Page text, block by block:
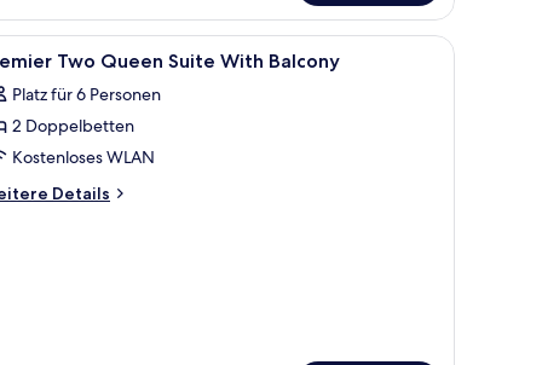
Balkon (Top Floor) | Bettwäsche aus ägyptischer Baumwolle,
Ein modernes Wohnzimmer mit Sofa,
1 Two Queen Suite With Balcony
Platz für 6 Personen
2 Doppelbetten
Kostenloses WLAN
Details